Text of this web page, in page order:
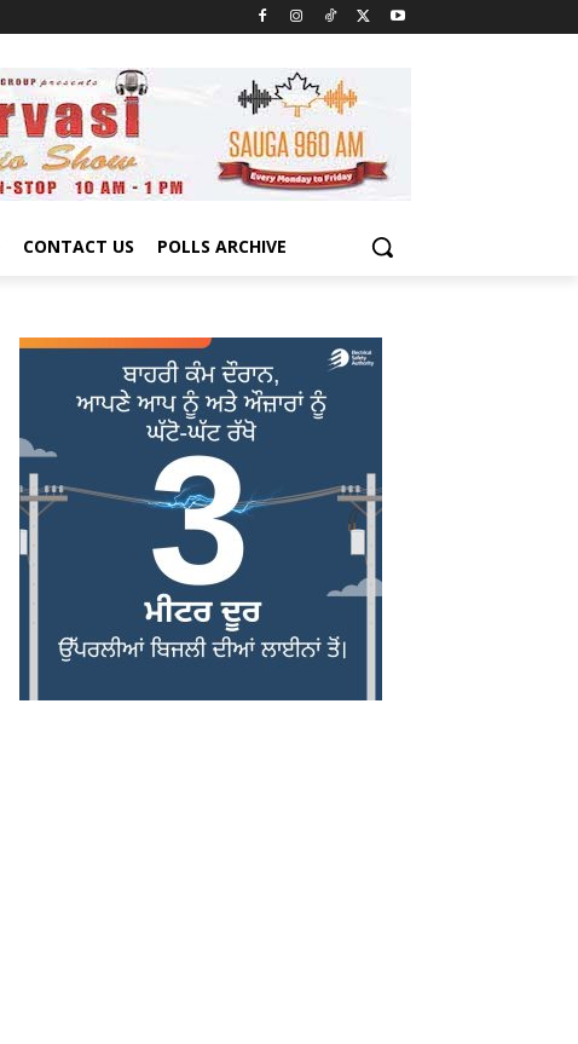
CONTACT US POLLS ARCHIVE